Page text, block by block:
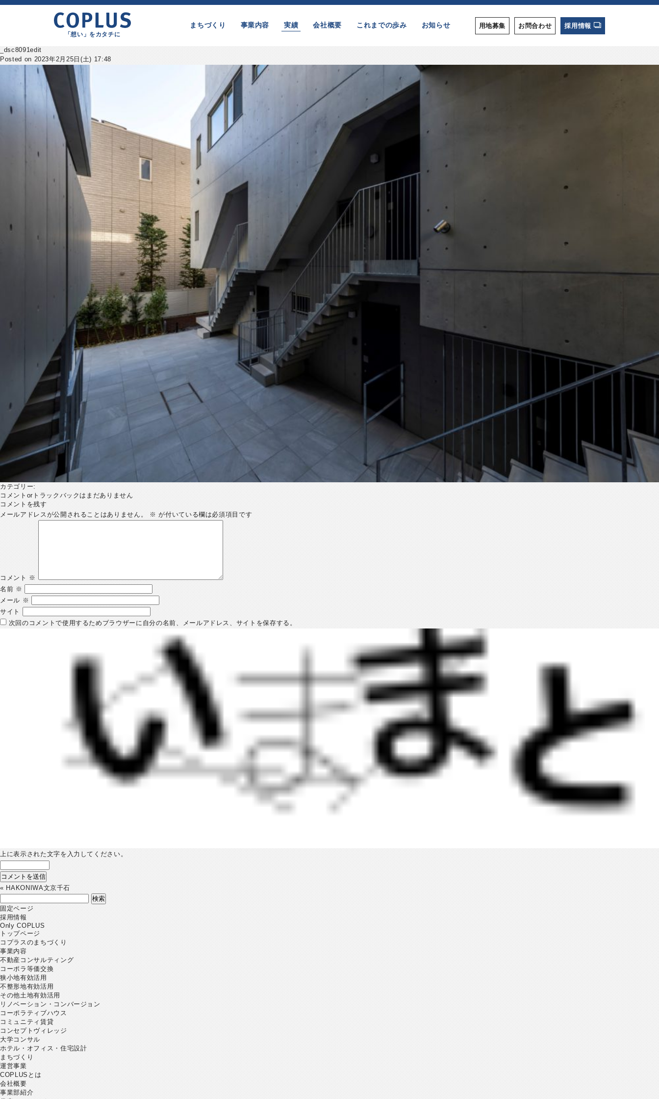
「想い」をカタチに
まちづくり 事業内容 実績 会社概要 これまでの歩み お知らせ 用地募集 お問合わせ 採用情報
_dsc8091edit
Posted on 2023年2月25日(土) 17:48
カテゴリー:
コメントorトラックバックはまだありません
コメントを残す
メールアドレスが公開されることはありません。
※ が付いている欄は必須項目です
コメント
※
名前 ※
メール ※
サイト
次回のコメントで使用するためブラウザーに自分の名前、メールアドレス、サイトを保存する。
上に表示された文字を入力してください。
« HAKONIWA文京千石
索:
固定ページ
採用情報
Only COPLUS
トップページ
コプラスのまちづくり
事業内容
不動産コンサルティング
コーポラ等価交換
狭小地有効活用
不整形地有効活用
その他土地有効活用
リノベーション・コンバージョン
コーポラティブハウス
コミュニティ賃貸
コンセプトヴィレッジ
大学コンサル
ホテル・オフィス・住宅設計
まちづくり
運営事業
COPLUSとは
会社概要
事業部紹介